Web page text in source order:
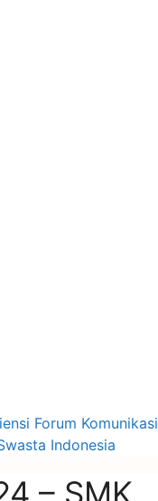
Forum Komunikasi
Indonesia
– SMK